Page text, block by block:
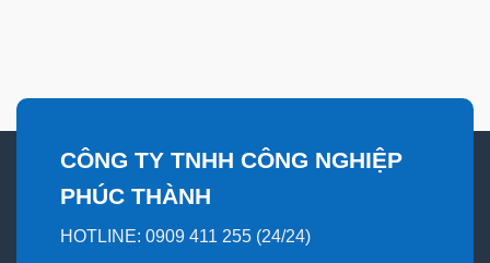
CÔNG TY TNHH CÔNG NGHIỆP
PHÚC THÀNH
HOTLINE: 0909 411 255 (24/24)